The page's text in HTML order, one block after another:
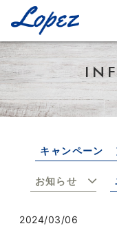
キャンペーン
お知らせ
2024/03/06